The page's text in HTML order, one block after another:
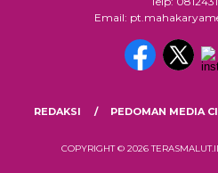
Email:
REDAKSI PEDOMAN MEDIA
COPYRIGHT © 2026